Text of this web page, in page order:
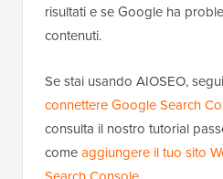
risultati e se Google ha
contenuti.
Se stai usando AIOSEO, segui
connettere Google Search
consulta il nostro tutorial
comeaggiungere il tuo sito